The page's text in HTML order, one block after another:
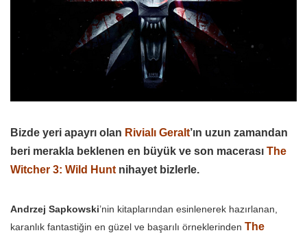
Bizde yeri apayrı olan Rivialı Geralt’ın uzun zamandan
beri merakla beklenen en büyük ve son macerası The
Witcher 3: Wild Hunt nihayet bizlerle.
Andrzej Sapkowski’nin kitaplarından esinlenerek hazırlanan,
karanlık fantastiğin en güzel ve başarılı örneklerinden The